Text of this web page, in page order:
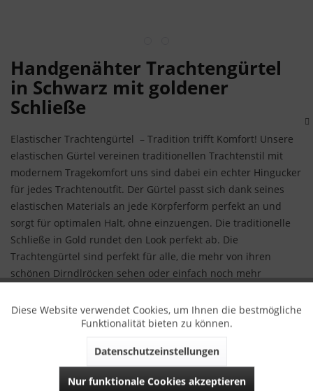
Handgenähter Trachtengürtel
in Schwarz mit goldener
Schließe
Elastischer Trachtengürtel – Tradition trifft Komfort! Unsere
elastischen Gürtel vereinen traditionellen Trachtenstil mit
modernem Tragekomfort uns sind dabei ein echter Hingucker
für jedes Trachtenoutfit. Der Gürtel passt sich dank seines
elastischen Materials an jede Körpferform perfekt an und
sorgt für optimalen Halt, ohne einzuengen. Die traditionelle
Schließe in Gold rundet den Look perfekt ab. Die
Trachtengürtel sind perfekt für alle, die mehr von ihren
schönen Dirndlröcken sehen oder einfach noch mehr
: 70% Polyester, 30% Elasthan / Schließe: Metall
Alle VARIASOPHIA Gürtel werden ausschließlich in Bayern
Diese Website verwendet Cookies, um Ihnen die bestmögliche
Funktionalität bieten zu können.
Datenschutzeinstellungen
Nur funktionale Cookies akzeptieren